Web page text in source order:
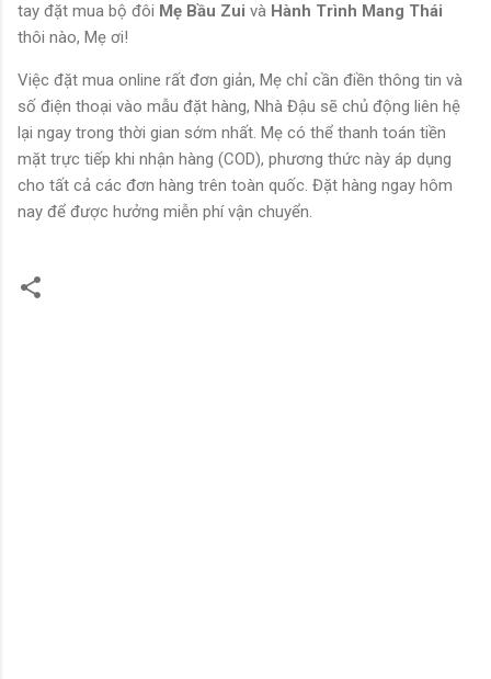
tay đặt mua bộ đôi Mẹ Bầu Zui và Hành Trình Mang Thái
thôi nào, Mẹ ơi!
Việc đặt mua online rất đơn giản, Mẹ chỉ cần điền thông tin và
số điện thoại vào mẫu đặt hàng, Nhà Đậu sẽ chủ động liên hệ
lại ngay trong thời gian sớm nhất. Mẹ có thể thanh toán tiền
mặt trực tiếp khi nhận hàng (COD), phương thức này áp dụng
cho tất cả các đơn hàng trên toàn quốc. Đặt hàng ngay hôm
nay để được hưởng miễn phí vận chuyển.